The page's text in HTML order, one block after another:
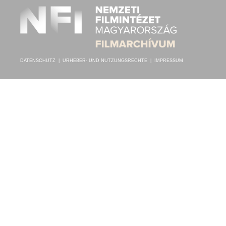
DATENSCHUTZ URHEBER- UND NUTZUNGSRECHTE IMPRESSUM